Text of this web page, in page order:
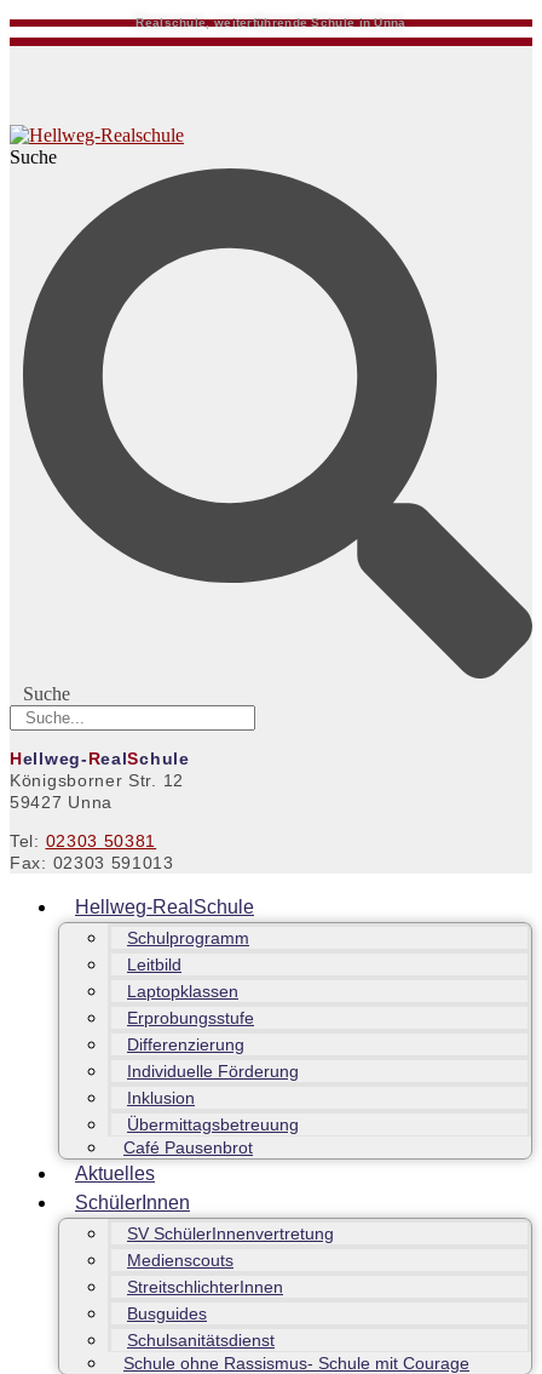
Realschule, weiterführende Schule in Unna
Suche
Suche
Hellweg-RealSchule
Königsborner Str. 12
59427 Unna
Tel: 02303 50381
Fax: 02303 591013
Hellweg-RealSchule
Schulprogramm
Leitbild
Laptopklassen
Erprobungsstufe
Differenzierung
Individuelle Förderung
Inklusion
Übermittagsbetreuung
Café Pausenbrot
Aktuelles
SchülerInnen
SV SchülerInnenvertretung
Medienscouts
StreitschlichterInnen
Busguides
Schulsanitätsdienst
Schule ohne Rassismus- Schule mit Courage